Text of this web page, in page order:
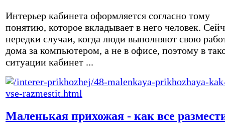
Интерьер кабинета оформляется согласно тому
понятию, которое вкладывает в него человек.
нередки случаи, когда люди выполняют свою
дома за компьютером, а не в офисе, поэтому в
ситуации кабинет ...
Маленькая прихожая - как все